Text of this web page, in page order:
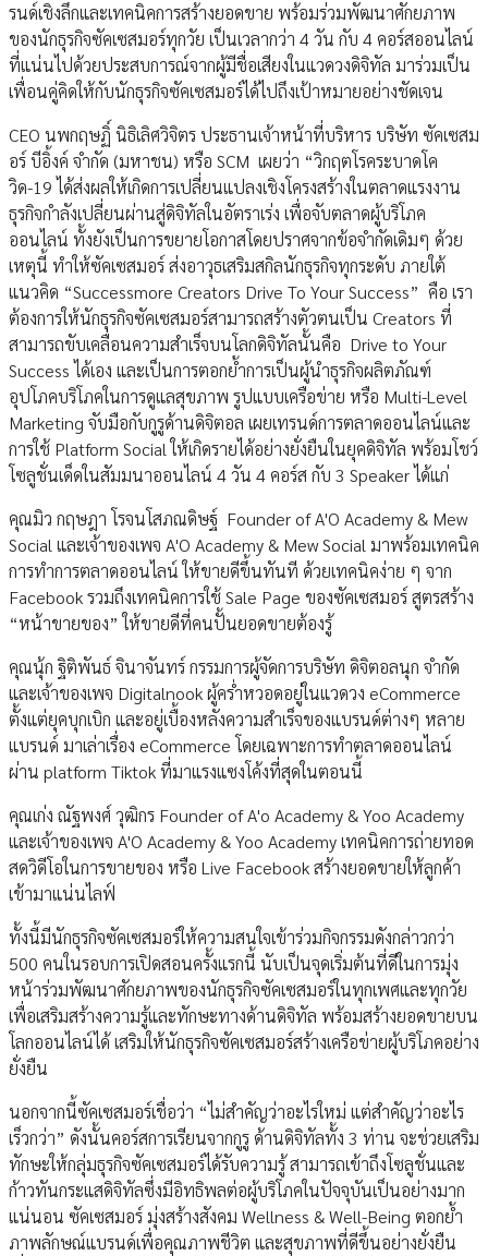
รนด์เชิงลึกและเทคนิคการสร้างยอดขาย พร้อมร่วมพัฒนาศักยภาพ
ของนักธุรกิจซัคเซสมอร์ทุกวัย เป็นเวลากว่า 4 วัน กับ 4 คอร์สออนไลน์
ที่แน่นไปด้วยประสบการณ์จากผู้มีชื่อเสียงในแวดวงดิจิทัล มาร่วมเป็น
เพื่อนคู่คิดให้กับนักธุรกิจซัคเซสมอร์ได้ไปถึงเป้าหมายอย่างชัดเจน
CEO นพกฤษฏิ์ นิธิเลิศวิจิตร ประธานเจ้าหน้าที่บริหาร บริษัท ซัคเซสม
อร์ บีอิ้งค์ จำกัด (มหาชน) หรือ SCM เผยว่า “วิกฤตโรคระบาดโค
วิด-19 ได้ส่งผลให้เกิดการเปลี่ยนแปลงเชิงโครงสร้างในตลาดแรงงาน
ธุรกิจกำลังเปลี่ยนผ่านสู่ดิจิทัลในอัตราเร่ง เพื่อจับตลาดผู้บริโภค
ออนไลน์ ทั้งยังเป็นการขยายโอกาสโดยปราศจากข้อจำกัดเดิมๆ ด้วย
เหตุนี้ ทำให้ซัคเซสมอร์ ส่งอาวุธเสริมสกิลนักธุรกิจทุกระดับ ภายใต้
แนวคิด “Successmore Creators Drive To Your Success” คือ เรา
ต้องการให้นักธุรกิจซัคเซสมอร์สามารถสร้างตัวตนเป็น Creators ที่
สามารถขับเคลื่อนความสำเร็จบนโลกดิจิทัลนั้นคือ Drive to Your
Success ได้เอง และเป็นการตอกย้ำการเป็นผู้นำธุรกิจผลิตภัณฑ์
อุปโภคบริโภคในการดูแลสุขภาพ รูปแบบเครือข่าย หรือ Multi-Level
Marketing จับมือกับกูรูด้านดิจิตอล เผยเทรนด์การตลาดออนไลน์และ
การใช้ Platform Social ให้เกิดรายได้อย่างยั่งยืนในยุคดิจิทัล พร้อมโชว์
โซลูชั่นเด็ดในสัมมนาออนไลน์ 4 วัน 4 คอร์ส กับ 3 Speaker ได้แก่
คุณมิว กฤษฎา โรจนโสภณดิษฐ์ Founder of A'O Academy & Mew
Social และเจ้าของเพจ A'O Academy & Mew Social มาพร้อมเทคนิค
การทำการตลาดออนไลน์ ให้ขายดีขึ้นทันที ด้วยเทคนิคง่าย ๆ จาก
Facebook รวมถึงเทคนิคการใช้ Sale Page ของซัคเซสมอร์ สูตรสร้าง
“หน้าขายของ” ให้ขายดีที่คนปั้นยอดขายต้องรู้
คุณนุ้ก ฐิติพันธ์ จินาจันทร์ กรรมการผู้จัดการบริษัท ดิจิตอลนุก จำกัด
และเจ้าของเพจ Digitalnook ผู้คร่ำหวอดอยู่ในแวดวง eCommerce
ตั้งแต่ยุคบุกเบิก และอยู่เบื้องหลังความสำเร็จของแบรนด์ต่างๆ หลาย
แบรนด์ มาเล่าเรื่อง eCommerce โดยเฉพาะการทำตลาดออนไลน์
ผ่าน platform Tiktok ที่มาแรงแซงโค้งที่สุดในตอนนี้
คุณเก่ง ณัฐพงศ์ วุฒิกร Founder of A'o Academy & Yoo Academy
และเจ้าของเพจ A'O Academy & Yoo Academy เทคนิคการถ่ายทอด
สดวิดีโอในการขายของ หรือ Live Facebook สร้างยอดขายให้ลูกค้า
เข้ามาแน่นไลฟ์
ทั้งนี้มีนักธุรกิจซัคเซสมอร์ให้ความสนใจเข้าร่วมกิจกรรมดังกล่าวกว่า
500 คนในรอบการเปิดสอนครั้งแรกนี้ นับเป็นจุดเริ่มต้นที่ดีในการมุ่ง
หน้าร่วมพัฒนาศักยภาพของนักธุรกิจซัคเซสมอร์ในทุกเพศและทุกวัย
เพื่อเสริมสร้างความรู้และทักษะทางด้านดิจิทัล พร้อมสร้างยอดขายบน
โลกออนไลน์ได้ เสริมให้นักธุรกิจซัคเซสมอร์สร้างเครือข่ายผู้บริโภคอย่าง
ยั่งยืน
นอกจากนี้ซัคเซสมอร์เชื่อว่า “ไม่สำคัญว่าอะไรใหม่ แต่สำคัญว่าอะไร
เร็วกว่า” ดังนั้นคอร์สการเรียนจากกูรู ด้านดิจิทัลทั้ง 3 ท่าน จะช่วยเสริม
ทักษะให้กลุ่มธุรกิจซัคเซสมอร์ได้รับความรู้ สามารถเข้าถึงโซลูชั่นและ
ก้าวทันกระแสดิจิทัลซึ่งมีอิทธิพลต่อผู้บริโภคในปัจจุบันเป็นอย่างมาก
แน่นอน ซัคเซสมอร์ มุ่งสร้างสังคม Wellness & Well-Being ตอกย้ำ
ภาพลักษณ์แบรนด์เพื่อคุณภาพชีวิต และสุขภาพที่ดีขึ้นอย่างยั่งยืน